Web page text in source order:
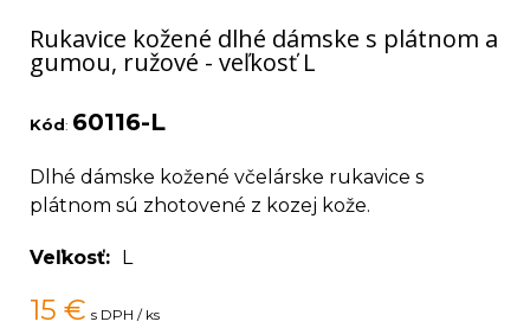
Rukavice kožené dlhé dámske s plátnom a
gumou, ružové - veľkosť L
Kód: 60116-L
Dlhé dámske kožené včelárske rukavice s
plátnom sú zhotovené z kozej kože.
Veľkosť L
15 € s DPH / ks